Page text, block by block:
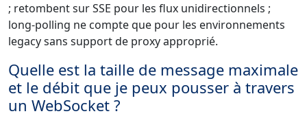
; retombent sur SSE pour les flux unidirectionnels ;
long-polling ne compte que pour les environnements
legacy sans support de proxy approprié.
Quelle est la taille de message maximale
et le débit que je peux pousser à travers
un WebSocket ?